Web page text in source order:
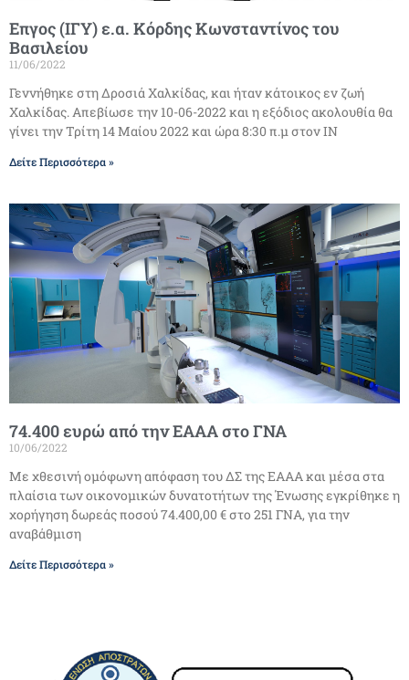
Επγος (ΙΓΥ) ε.α. Κόρδης Κωνσταντίνος του
Βασιλείου
11/06/2022
Γεννήθηκε στη Δροσιά Χαλκίδας, και ήταν κάτοικος εν ζωή
Χαλκίδας. Απεβίωσε την 10-06-2022 και η εξόδιος ακολουθία θα
γίνει την Τρίτη 14 Μαίου 2022 και ώρα 8:30 π.μ στον ΙΝ
Δείτε Περισσότερα »
74.400 ευρώ από την ΕΑΑΑ στο ΓΝΑ
10/06/2022
Με χθεσινή ομόφωνη απόφαση του ΔΣ της ΕΑΑΑ και μέσα στα
πλαίσια των οικονομικών δυνατοτήτων της Ένωσης εγκρίθηκε η
χορήγηση δωρεάς ποσού 74.400,00 € στο 251 ΓΝΑ, για την
αναβάθμιση
Δείτε Περισσότερα »